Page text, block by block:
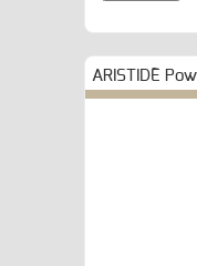
ARISTIDE